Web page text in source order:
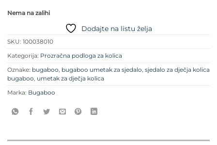
Nema na zalihi
Dodajte na listu želja
SKU: 100038010
Kategorija: Prozračna podloga za kolica
Oznake: bugaboo bugaboo umetak za sjedalo sjedalo za dječja kolica
bugaboo umetak za dječja kolica
Marka: Bugaboo